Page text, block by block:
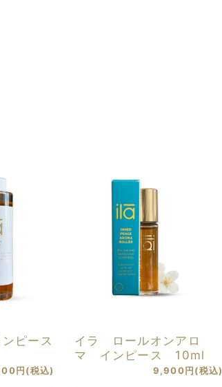
ピース
円(税込)
イラ ロールオンアロ
マ インピース 10ml
9,900円(税込)